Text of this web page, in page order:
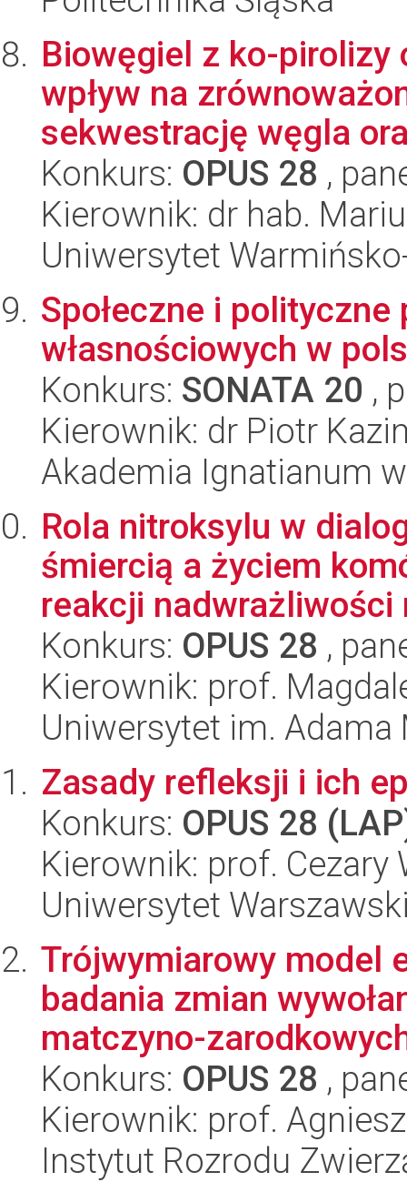
Biowęgiel z ko-pirolizy
wpływ na
sekwestrację węgla
Konkurs: OPUS 28 ,
Kierownik: dr hab.
Uniwersytet
Społeczne i
własnościowych w
Konkurs: SONATA 20 ,
Kierownik: dr Piotr
Akademia Ignatianum
Rola nitroksylu w
śmiercią a życiem
reakcji nadwrażliwości
Konkurs: OPUS 28 ,
Kierownik: prof.
Uniwersytet im.
Zasady refleksji i ich
Konkurs: OPUS 28
Kierownik: prof. Cezary
Uniwersytet
Trójwymiarowy model
badania zmian
matczyno-
Konkurs: OPUS 28 ,
Kierownik: prof.
Instytut Rozrodu